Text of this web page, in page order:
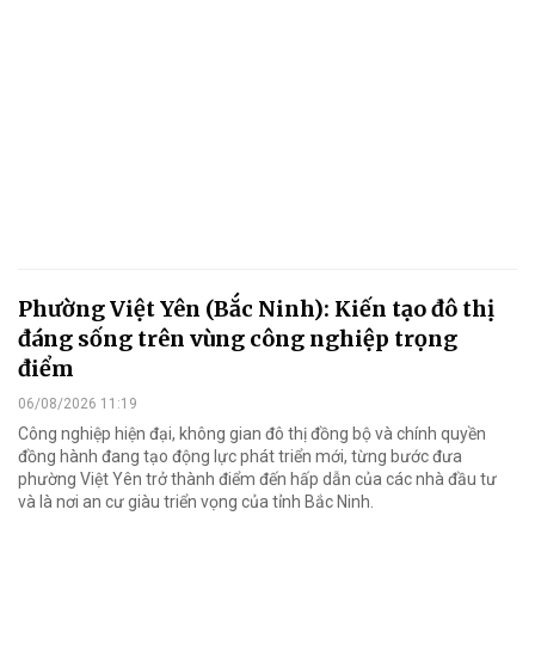
Phường Việt Yên (Bắc Ninh): Kiến tạo đô thị
đáng sống trên vùng công nghiệp trọng
điểm
06/08/2026 11:19
Công nghiệp hiện đại, không gian đô thị đồng bộ và chính quyền
đồng hành đang tạo động lực phát triển mới, từng bước đưa
phường Việt Yên trở thành điểm đến hấp dẫn của các nhà đầu tư
và là nơi an cư giàu triển vọng của tỉnh Bắc Ninh.